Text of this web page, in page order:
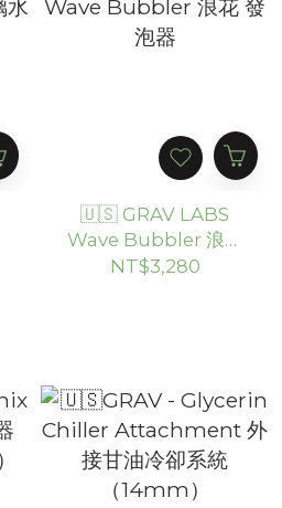
🇺🇸 GRAV LABS
Wave Bubbler 浪花
發泡器
NT$3,280